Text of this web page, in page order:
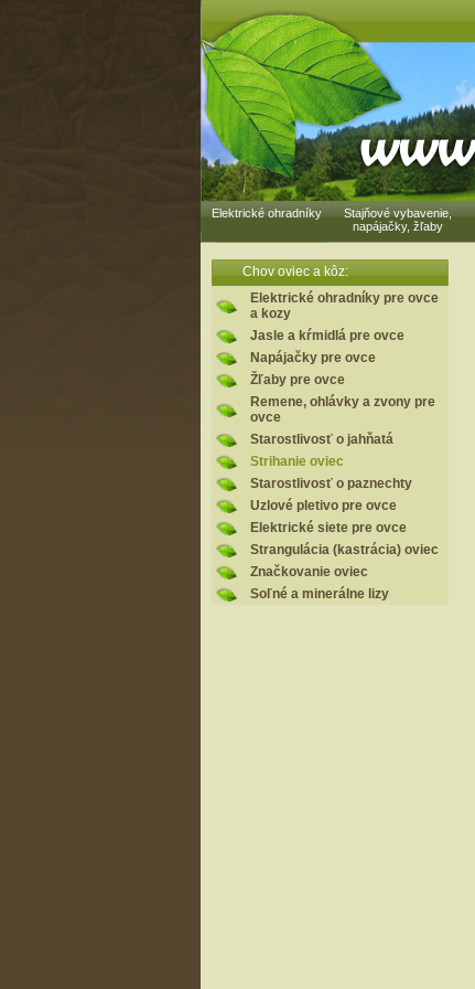
Elektrické ohradníky
Stajňové vybavenie,
napájačky, žľaby
Chov oviec a kôz:
Elektrické ohradníky pre ovce
a kozy
Jasle a kŕmidlá pre ovce
Napájačky pre ovce
Žľaby pre ovce
Remene, ohlávky a zvony pre
ovce
Starostlivosť o jahňatá
Strihanie oviec
Starostlivosť o paznechty
Uzlové pletivo pre ovce
Elektrické siete pre ovce
Strangulácia (kastrácia) oviec
Značkovanie oviec
Soľné a minerálne lizy